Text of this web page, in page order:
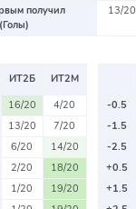
получил
13/20
ИТ2Б
ИТ2М
16/20
4/20
13/20
7/20
6/20
14/20
2/20
18/20
1/20
19/20
-0.5
-1.5
-2.5
+0.5
+1.5